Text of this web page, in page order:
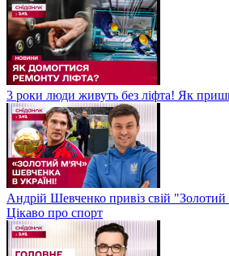
3 роки люди живуть без ліфта! Як
Андрій Шевченко привіз свій
Цікаво про спорт